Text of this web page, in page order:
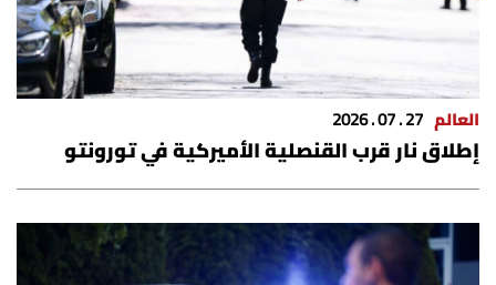
العالم 27 . 07 . 2026
إطلاق نار قرب القنصلية الأميركية في تورونتو